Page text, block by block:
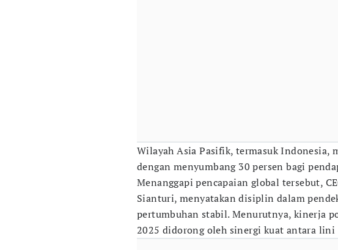
Wilayah Asia Pasifik, termasuk Indonesia,
dengan menyumbang 30 persen bagi
Menanggapi pencapaian global tersebut,
Sianturi, menyatakan disiplin dalam
pertumbuhan stabil. Menurutnya, kinerja
2025 didorong oleh sinergi kuat antara lini